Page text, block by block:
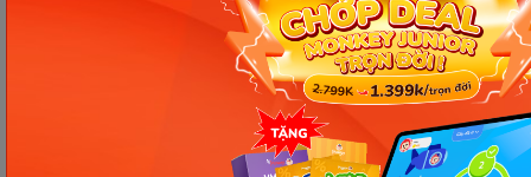
Chia sẻ ngay